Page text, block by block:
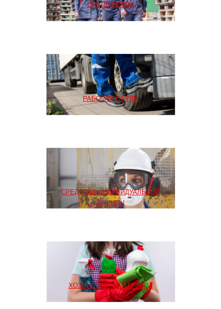
СПЕЦОДЕЖДА
РАБОЧАЯ ОБУВЬ
СРЕДСТВА ИНДИВИДУАЛЬНОЙ
ЗАЩИТЫ
ХОЗЯЙСТВЕННАЯ ГРУППА